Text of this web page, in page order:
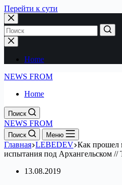
Перейти к сути
Home
NEWS FROM
Home
Поиск
NEWS FROM
Поиск Меню
Главная LEBEDEV Как прошел
испытания под Архангельском //
13.08.2019